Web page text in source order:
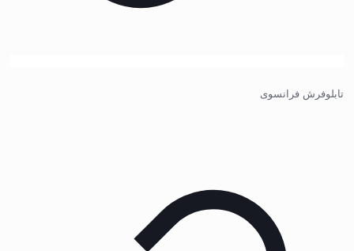
تابلوفرش فرانسوی